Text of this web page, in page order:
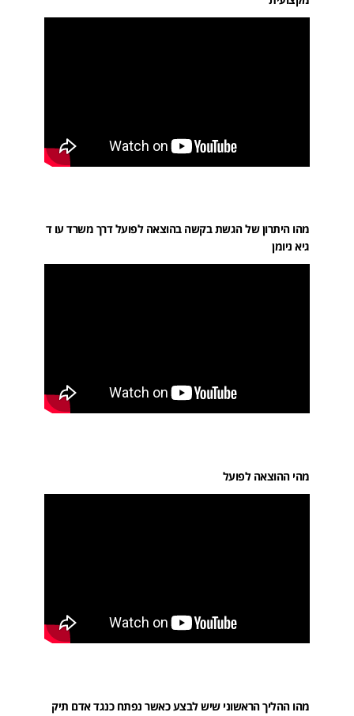
מהו היתרון של הגשת בקשה בהוצאה לפועל דרך משרד עו ד
גיא ניומן
מהי ההוצאה לפועל
מהו ההליך הראשוני שיש לבצע כאשר נפתח כנגד אדם תיק